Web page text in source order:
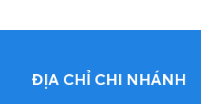
ĐỊA CHỈ CHI NHÁNH